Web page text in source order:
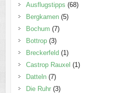
Ausflugstipps (68)
Bergkamen(5)
Bochum (7)
Bottrop(3)
Breckerfeld (1)
Castrop Rauxel (1)
Datteln(7)
Die Ruhr(3)